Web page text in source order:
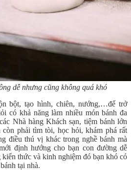
dễ nhưng cũng không quá khó
bột, tạo hình, chiên, nướng,…để trở
có khả năng làm nhiều món bánh đa
Nhà hàng Khách sạn, tiệm bánh lớn
còn phải tìm tòi, học hỏi, khám phá rất
điều thú vị khác trong nghề bánh mà
định hướng cho bạn con đường dễ
thức và kinh nghiệm đó bạn khó có
tại nhà.